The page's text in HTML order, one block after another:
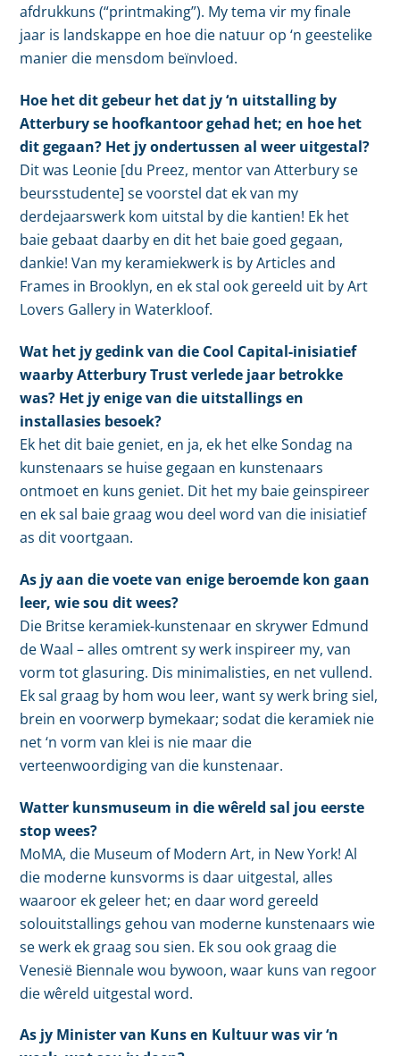
afdrukkuns (“printmaking”). My tema vir my finale
jaar is landskappe en hoe die natuur op ‘n geestelike
manier die mensdom beïnvloed.
Hoe het dit gebeur het dat jy ‘n uitstalling by
Atterbury se hoofkantoor gehad het; en hoe het
dit gegaan? Het jy ondertussen al weer uitgestal?
Dit was Leonie [du Preez, mentor van Atterbury se
beursstudente] se voorstel dat ek van my
derdejaarswerk kom uitstal by die kantien! Ek het
baie gebaat daarby en dit het baie goed gegaan,
dankie! Van my keramiekwerk is by Articles and
Frames in Brooklyn, en ek stal ook gereeld uit by Art
Lovers Gallery in Waterkloof.
Wat het jy gedink van die Cool Capital-inisiatief
waarby Atterbury Trust verlede jaar betrokke
was? Het jy enige van die uitstallings en
installasies besoek?
Ek het dit baie geniet, en ja, ek het elke Sondag na
kunstenaars se huise gegaan en kunstenaars
ontmoet en kuns geniet. Dit het my baie geinspireer
en ek sal baie graag wou deel word van die inisiatief
as dit voortgaan.
As jy aan die voete van enige beroemde kon gaan
leer, wie sou dit wees?
Die Britse keramiek-kunstenaar en skrywer Edmund
de Waal – alles omtrent sy werk inspireer my, van
vorm tot glasuring. Dis minimalisties, en net vullend.
Ek sal graag by hom wou leer, want sy werk bring siel,
brein en voorwerp bymekaar; sodat die keramiek nie
net ‘n vorm van klei is nie maar die
verteenwoordiging van die kunstenaar.
Watter kunsmuseum in die wêreld sal jou eerste
stop wees?
MoMA, die Museum of Modern Art, in New York! Al
die moderne kunsvorms is daar uitgestal, alles
waaroor ek geleer het; en daar word gereeld
solouitstallings gehou van moderne kunstenaars wie
se werk ek graag sou sien. Ek sou ook graag die
Venesië Biennale wou bywoon, waar kuns van regoor
die wêreld uitgestal word.
As jy Minister van Kuns en Kultuur was vir ‘n